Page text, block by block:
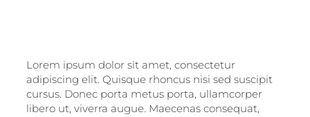
Lorem ipsum dolor sit amet, consectetur
adipiscing elit. Quisque rhoncus nisi sed suscipit
cursus. Donec porta metus porta, ullamcorper
libero ut, viverra augue. Maecenas consequat,